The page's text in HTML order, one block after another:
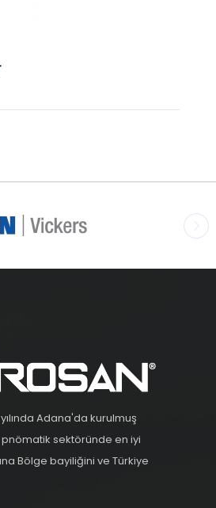
yılında Adana'da kurulmuş
sektöründe en iyi
Bölge bayiliğini ve Türkiye